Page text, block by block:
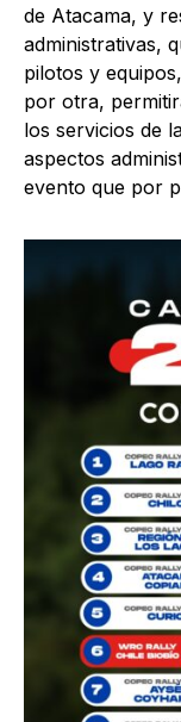
de Atacama, y
administrativas,
pilotos y
por otra,
los servicios de
aspectos
evento que por